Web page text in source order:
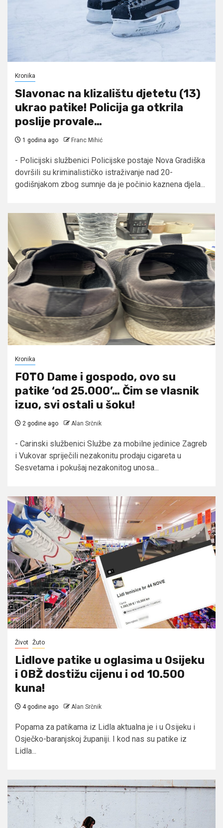
Kronika
Slavonac na klizalištu djetetu (13)
ukrao patike! Policija ga otkrila
poslije provale…
1 godina ago Franc Mihić
- Policijski službenici Policijske postaje Nova Gradiška
dovršili su kriminalističko istraživanje nad 20-
godišnjakom zbog sumnje da je počinio kaznena djela...
Kronika
FOTO Dame i gospodo, ovo su
patike ‘od 25.000’… Čim se vlasnik
izuo, svi ostali u šoku!
2 godine ago Alan Srčnik
- Carinski službenici Službe za mobilne jedinice Zagreb
i Vukovar spriječili nezakonitu prodaju cigareta u
Sesvetama i pokušaj nezakonitog unosa...
Život Žuto
Lidlove patike u oglasima u Osijeku
i OBŽ dostižu cijenu i od 10.500
kuna!
4 godine ago Alan Srčnik
Popama za patikama iz Lidla aktualna je i u Osijeku i
Osječko-baranjskoj županiji. I kod nas su patike iz
Lidla...